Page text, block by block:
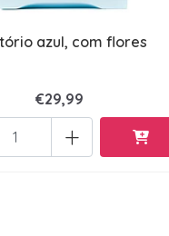
azul, com flores
€29,99
+